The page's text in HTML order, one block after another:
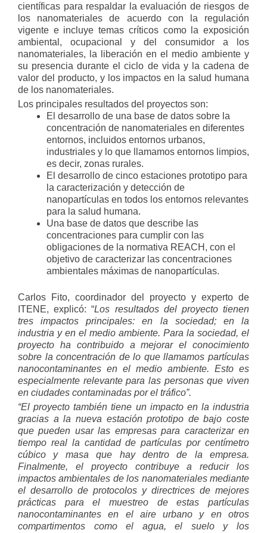
científicas para respaldar la evaluación de riesgos de
los nanomateriales de acuerdo con la regulación
vigente e incluye temas críticos como la exposición
ambiental, ocupacional y del consumidor a los
nanomateriales, la liberación en el medio ambiente y
su presencia durante el ciclo de vida y la cadena de
valor del producto, y los impactos en la salud humana
de los nanomateriales.
Los principales resultados del proyectos son:
El desarrollo de una base de datos sobre la
concentración de nanomateriales en diferentes
entornos, incluidos entornos urbanos,
industriales y lo que llamamos entornos limpios,
es decir, zonas rurales.
El desarrollo de cinco estaciones prototipo para
la caracterización y detección de
nanopartículas en todos los entornos relevantes
para la salud humana.
Una base de datos que describe las
concentraciones para cumplir con las
obligaciones de la normativa REACH, con el
objetivo de caracterizar las concentraciones
ambientales máximas de nanopartículas.
Carlos Fito, coordinador del proyecto y experto de
ITENE, explicó: “Los resultados del proyecto tienen
tres impactos principales: en la sociedad; en la
industria y en el medio ambiente. Para la sociedad, el
proyecto ha contribuido a mejorar el conocimiento
sobre la concentración de lo que llamamos partículas
nanocontaminantes en el medio ambiente. Esto es
especialmente relevante para las personas que viven
en ciudades contaminadas por el tráfico”.
“El proyecto también tiene un impacto en la industria
gracias a la nueva estación prototipo de bajo coste
que pueden usar las empresas para caracterizar en
tiempo real la cantidad de partículas por centímetro
cúbico y masa que hay dentro de la empresa.
Finalmente, el proyecto contribuye a reducir los
impactos ambientales de los nanomateriales mediante
el desarrollo de protocolos y directrices de mejores
prácticas para el muestreo de estas partículas
nanocontaminantes en el aire urbano y en otros
compartimentos como el agua, el suelo y los